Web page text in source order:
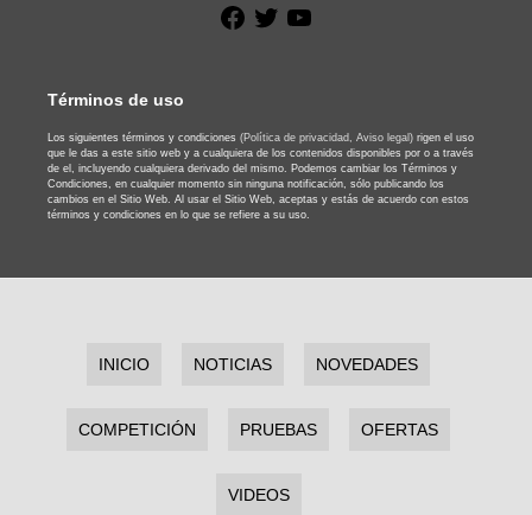
Facebook
Twitter
Términos de uso
Los siguientes términos y condiciones (Política de privacidad, Aviso legal) rigen el uso
que le das a este sitio web y a cualquiera de los contenidos disponibles por o a través
de el, incluyendo cualquiera derivado del mismo. Podemos cambiar los Términos y
Condiciones, en cualquier momento sin ninguna notificación, sólo publicando los
cambios en el Sitio Web. Al usar el Sitio Web, aceptas y estás de acuerdo con estos
términos y condiciones en lo que se refiere a su uso.
INICIO NOTICIAS NOVEDADES
COMPETICIÓN PRUEBAS OFERTAS
VIDEOS